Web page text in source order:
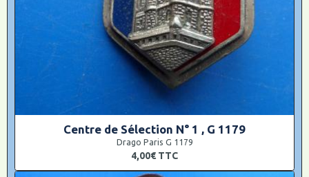
Centre de Sélection N° 1 , G 1179
Drago Paris G 1179
4,00€ TTC